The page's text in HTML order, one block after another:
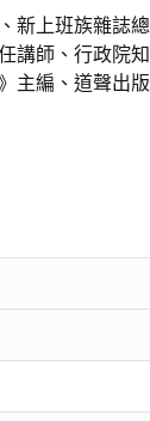
新上班族雜誌總
講師、行政院知
主編、道聲出版